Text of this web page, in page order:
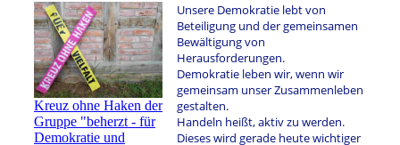
Kreuz ohne Haken der
Gruppe "beherzt - für
Demokratie und
Unsere Demokratie lebt von
Beteiligung und der gemeinsamen
Bewältigung von
Herausforderungen.
Demokratie leben wir, wenn wir
gemeinsam unser Zusammenleben
gestalten.
Handeln heißt, aktiv zu werden.
Dieses wird gerade heute wichtiger